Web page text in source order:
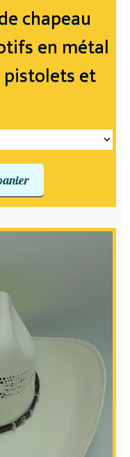
chapeau
en métal
et